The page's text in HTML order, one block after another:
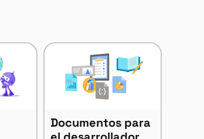
Documentos para